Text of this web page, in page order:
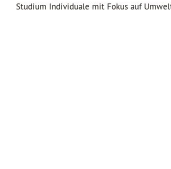
Studium Individuale mit Fokus auf